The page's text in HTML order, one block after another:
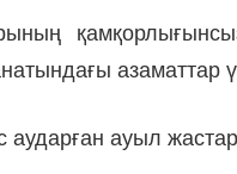
азаматтар
аударған ауыл